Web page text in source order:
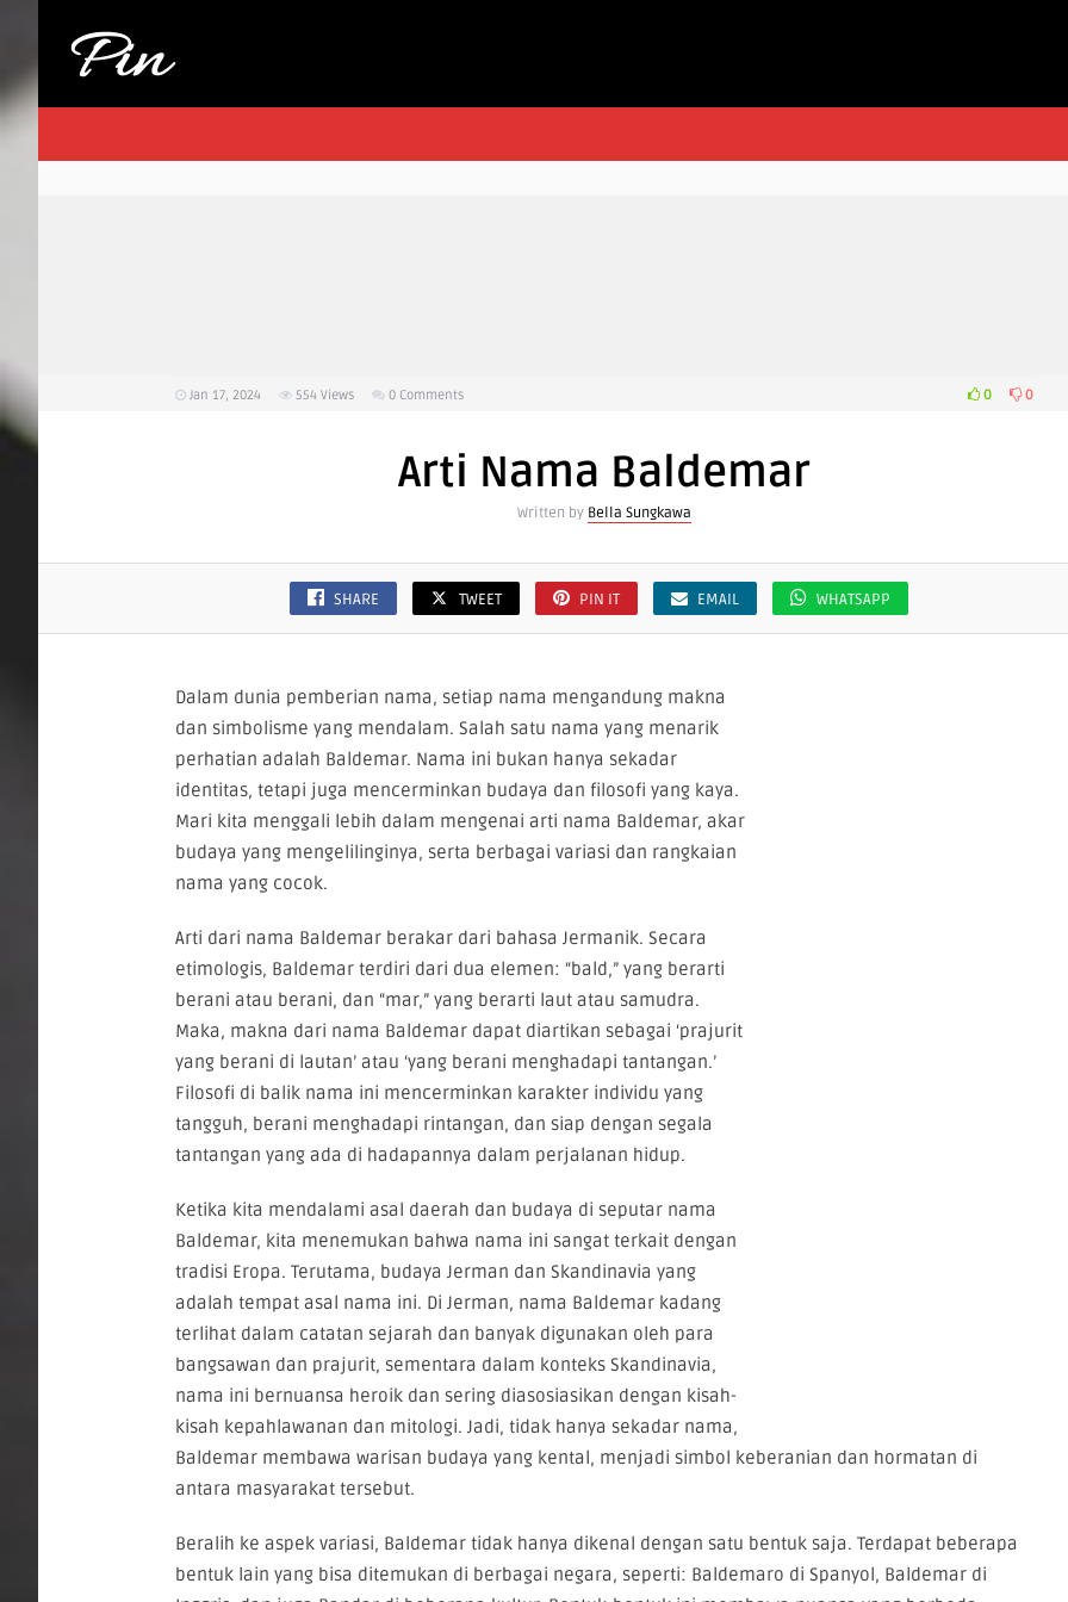
Jan 17, 2024 554 Views 0 Comments 0 0
Arti Nama Baldemar
Written by Bella Sungkawa
SHARE TWEET PIN IT EMAIL WHATSAPP
Dalam dunia pemberian nama, setiap nama mengandung makna
dan simbolisme yang mendalam. Salah satu nama yang menarik
perhatian adalah Baldemar. Nama ini bukan hanya sekadar
identitas, tetapi juga mencerminkan budaya dan filosofi yang kaya.
Mari kita menggali lebih dalam mengenai arti nama Baldemar, akar
budaya yang mengelilinginya, serta berbagai variasi dan rangkaian
nama yang cocok.
Arti dari nama Baldemar berakar dari bahasa Jermanik. Secara
etimologis, Baldemar terdiri dari dua elemen: “bald,” yang berarti
berani atau berani, dan “mar,” yang berarti laut atau samudra.
Maka, makna dari nama Baldemar dapat diartikan sebagai ‘prajurit
yang berani di lautan’ atau ‘yang berani menghadapi tantangan.’
Filosofi di balik nama ini mencerminkan karakter individu yang
tangguh, berani menghadapi rintangan, dan siap dengan segala
tantangan yang ada di hadapannya dalam perjalanan hidup.
Ketika kita mendalami asal daerah dan budaya di seputar nama
Baldemar, kita menemukan bahwa nama ini sangat terkait dengan
tradisi Eropa. Terutama, budaya Jerman dan Skandinavia yang
adalah tempat asal nama ini. Di Jerman, nama Baldemar kadang
terlihat dalam catatan sejarah dan banyak digunakan oleh para
bangsawan dan prajurit, sementara dalam konteks Skandinavia,
nama ini bernuansa heroik dan sering diasosiasikan dengan kisah-
kisah kepahlawanan dan mitologi. Jadi, tidak hanya sekadar nama,
Baldemar membawa warisan budaya yang kental, menjadi simbol keberanian dan hormatan di
antara masyarakat tersebut.
Beralih ke aspek variasi, Baldemar tidak hanya dikenal dengan satu bentuk saja. Terdapat beberapa
bentuk lain yang bisa ditemukan di berbagai negara, seperti: Baldemaro di Spanyol, Baldemar di